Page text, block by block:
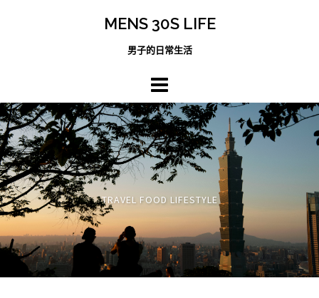
MENS 30S LIFE
男子的日常生活
TRAVEL FOOD LIFESTYLE